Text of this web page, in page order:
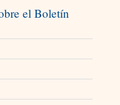
el Boletín